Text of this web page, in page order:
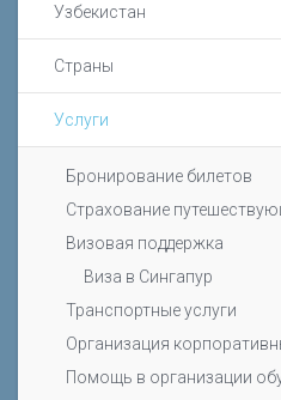
Узбекистан
Страны
Услуги
Бронирование билетов
Страхование
Визовая поддержка
Виза в Сингапур
Транспортные услуги
Организация
Помощь в организации